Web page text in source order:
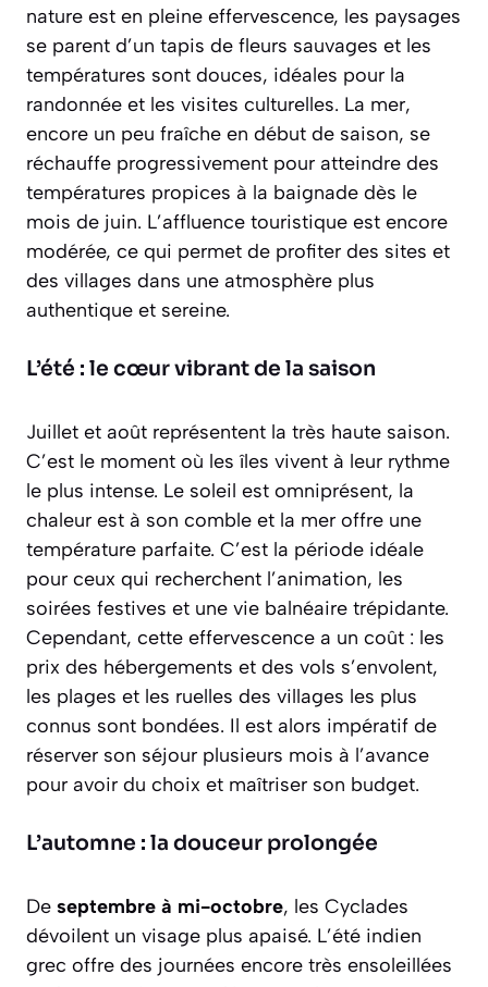
nature est en pleine effervescence, les paysages
se parent d’un tapis de fleurs sauvages et les
températures sont douces, idéales pour la
randonnée et les visites culturelles. La mer,
encore un peu fraîche en début de saison, se
réchauffe progressivement pour atteindre des
températures propices à la baignade dès le
mois de juin. L’affluence touristique est encore
modérée, ce qui permet de profiter des sites et
des villages dans une atmosphère plus
authentique et sereine.
L’été : le cœur vibrant de la saison
Juillet et août représentent la très haute saison.
C’est le moment où les îles vivent à leur rythme
le plus intense. Le soleil est omniprésent, la
chaleur est à son comble et la mer offre une
température parfaite. C’est la période idéale
pour ceux qui recherchent l’animation, les
soirées festives et une vie balnéaire trépidante.
Cependant, cette effervescence a un coût : les
prix des hébergements et des vols s’envolent,
les plages et les ruelles des villages les plus
connus sont bondées. Il est alors impératif de
réserver son séjour plusieurs mois à l’avance
pour avoir du choix et maîtriser son budget.
L’automne : la douceur prolongée
De septembre à mi-octobre, les Cyclades
dévoilent un visage plus apaisé. L’été indien
grec offre des journées encore très ensoleillées